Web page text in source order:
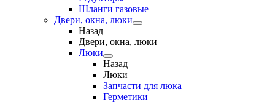
Шланги газовые
Двери, окна, люки
Назад
Двери, окна, люки
Люки
Назад
Люки
Запчасти для люка
Герметики